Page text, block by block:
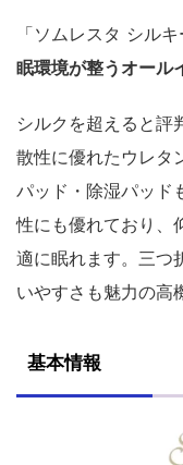
「ソムレスタ シル
眠環境が整うオール
シルクを超えると評
散性に優れたウレタ
パッド・除湿パッド
性にも優れており、
適に眠れます。三つ
いやすさも魅力の高
基本情報